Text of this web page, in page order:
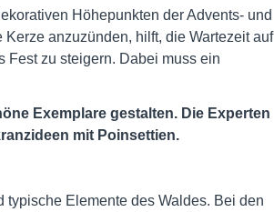
Höhepunkten der Advents- und
anzuzünden, hilft, die Wartezeit auf
Fest zu steigern. Dabei muss ein
Exemplare gestalten. Die Experten
mit Poinsettien.
Elemente des Waldes. Bei den